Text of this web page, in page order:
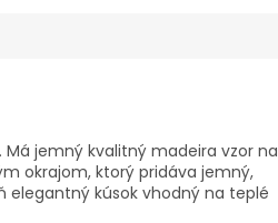
Má jemný kvalitný madeira vzor na
okrajom, ktorý pridáva jemný,
elegantný kúsok vhodný na teplé